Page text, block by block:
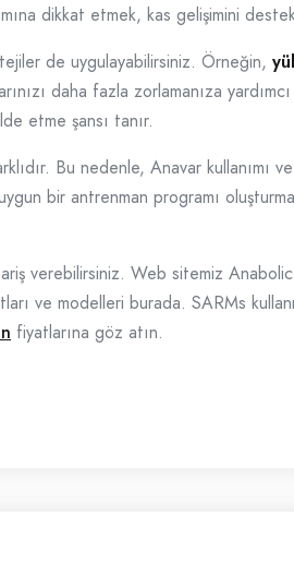
dikkat etmek, kas gelişimini
de uygulayabilirsiniz. Örneğin,
daha fazla zorlamanıza
etme şansı tanır.
Bu nedenle, Anavar kullanımı
bir antrenman programı
verebilirsiniz. Web sitemiz
ve modelleri burada. SARMs
fiyatlarına göz atın.